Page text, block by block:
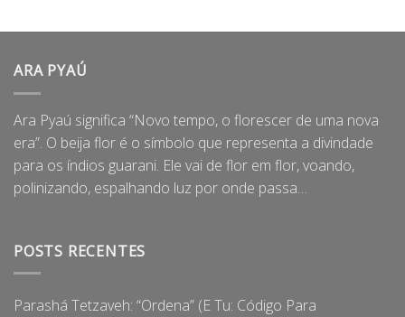
ARA PYAÚ
Ara Pyaú significa “Novo tempo, o florescer de uma nova
era”. O beija flor é o símbolo que representa a divindade
para os índios guarani. Ele vai de flor em flor, voando,
polinizando, espalhando luz por onde passa…
POSTS RECENTES
Parashá Tetzaveh: “Ordena” (E Tu: Código Para